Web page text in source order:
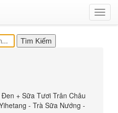
+ Sữa Tươi Trân Châu
- Trà Sữa Nướng -